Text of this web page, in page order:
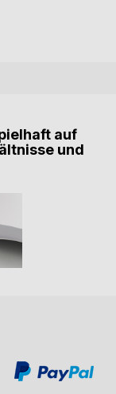
auf
und